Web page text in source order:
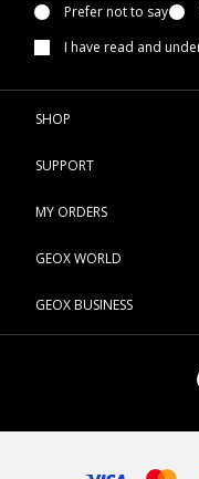
Prefer not to say
I have read and
SHOP
SUPPORT
MY ORDERS
GEOX WORLD
GEOX BUSINESS